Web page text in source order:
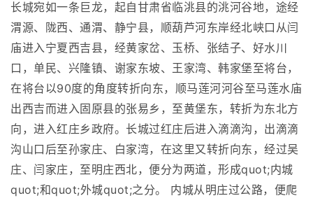
长城宛如一条巨龙，起自甘肃省临洮县的洮河谷地，途经
渭源、陇西、通渭、静宁县，顺葫芦河东岸经北峡口从闫
庙进入宁夏西吉县，经黄家岔、玉桥、张结子、好水川
口，单民、兴隆镇、谢家东坡、王家湾、韩家堡至将台，
在将台以90度的角度转折向东，顺马莲河河谷至马莲水庙
出西吉而进入固原县的张易乡，至黄堡东，转折为东北方
向，进入红庄乡政府。长城过红庄后进入滴滴沟，出滴滴
沟山口后至孙家庄、白家湾，在这里又转折向东，经过吴
庄、闫家庄，至明庄西北，便分为两道，形成quot;内城
quot;和quot;外城quot;之分。 内城从明庄过公路，便爬